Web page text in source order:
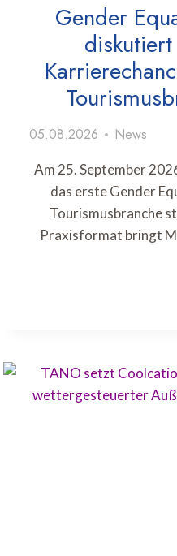
Gender
05.08.2026 News
Am 25. September
das erste Gender
Tourismusbranche
Praxisformat bringt